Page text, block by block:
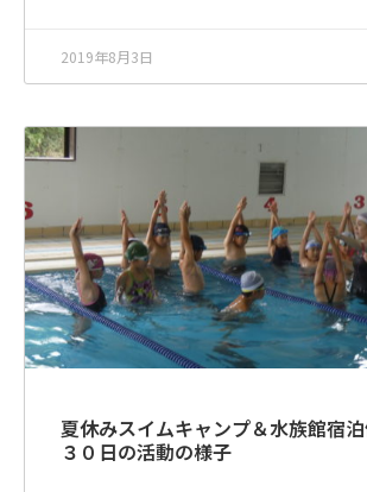
2019年8月3日
夏休みスイムキャンプ＆水族館宿
３０日の活動の様子